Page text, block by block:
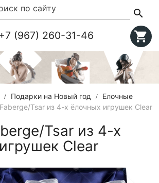
search
(967) 260-31-46
shopping_cart
Подарки на Новый год
Елочные
Tsar из 4-х ёлочных игрушек Clear
Tsar из 4-х
Clear